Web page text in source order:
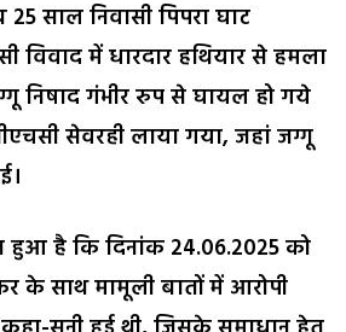
25 साल निवासी पिपरा घाट
विवाद में धारदार हथियार से हमला
निषाद गंभीर रुप से घायल हो गये
सेवरही लाया गया, जहां जग्गू
हुआ है कि दिनांक 24.06.2025 को
के साथ मामूली बातों में आरोपी